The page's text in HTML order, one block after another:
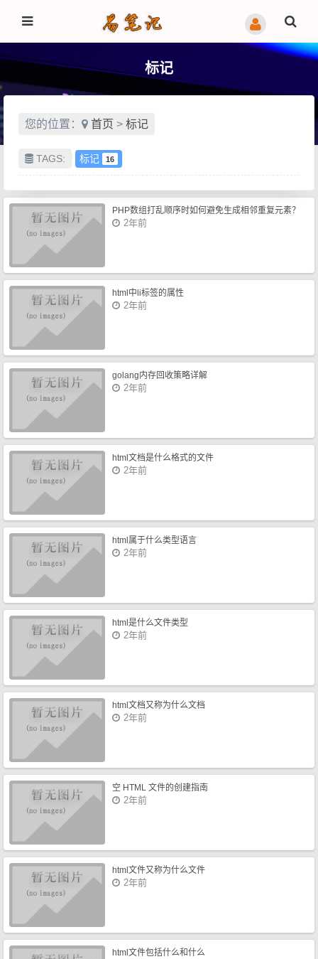
标记
您的位置： 首页 > 标记
TAGS: 标记 16
PHP数组打乱顺序时如何避免生成相邻重复元素？
2年前
html中li标签的属性
2年前
golang内存回收策略详解
2年前
html文档是什么格式的文件
2年前
html属于什么类型语言
2年前
html是什么文件类型
2年前
html文档又称为什么文档
2年前
空 HTML 文件的创建指南
2年前
html文件又称为什么文件
2年前
html文件包括什么和什么